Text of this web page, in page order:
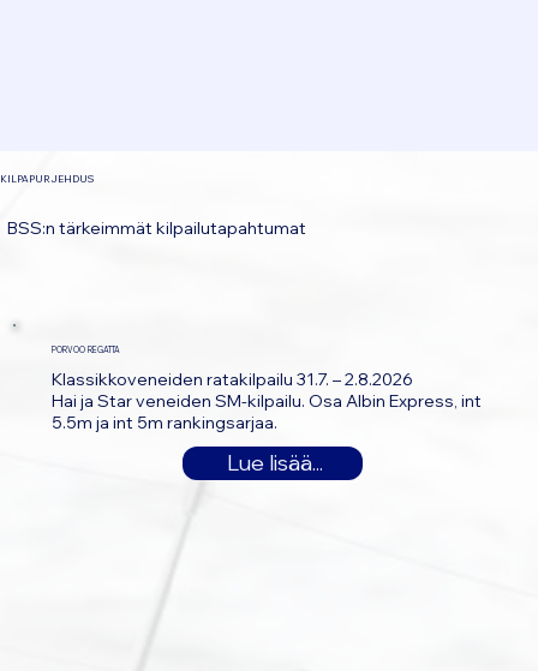
PORVOO REGATTA
Klassikkoveneiden ratakilpailu 31.7. – 2.8.2026
Hai ja Star veneiden SM-kilpailu. Osa Albin Express, int
5.5m ja int 5m rankingsarjaa.
Lue lisää...
BSS:n tärkeimmät kilpailutapahtumat
KILPAPURJEHDUS